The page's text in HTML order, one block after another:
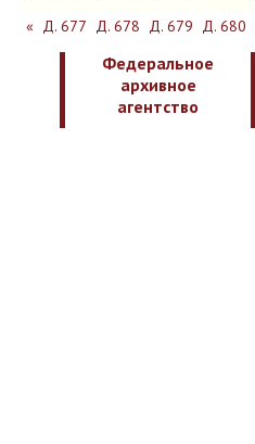
« Д. 677 Д. 678 Д. 679 Д. 680
Федеральное
архивное
агентство